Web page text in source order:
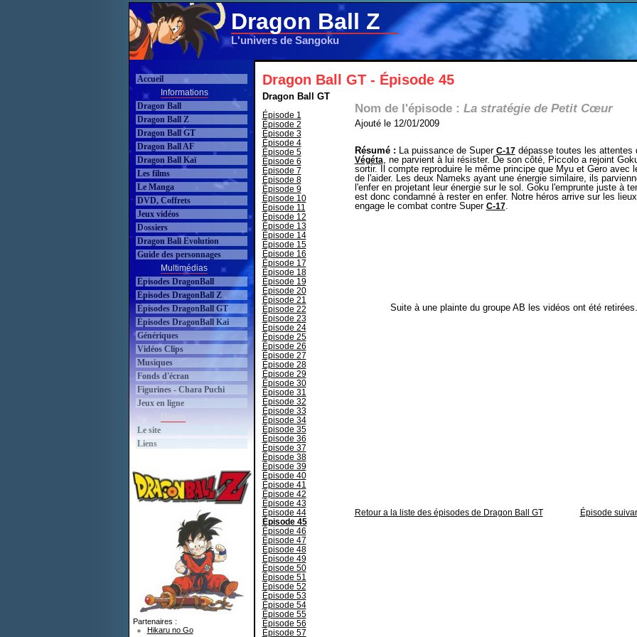
Dragon Ball Z
L'univers de Sangoku
Accueil
Informations
Dragon Ball
Dragon Ball Z
Dragon Ball GT
Dragon Ball AF
Dragon Ball Kaï
Les films
Le Manga
DVD, Coffrets
Jeux vidéos
Dossiers
Dragon Ball Evolution
Guide des personnages
Multimédias
Épisodes DragonBall
Épisodes DragonBall Z
Épisodes DragonBall GT
Épisodes DragonBall Kai
Génériques
Vidéos Clips
Musiques
Fonds d'écran
Figurines - Chara Puchi
Jeux en ligne
Le site
Liens
Partenaires :
Hikaru no Go
Dragon Ball GT - Épisode 45
Dragon Ball GT
Épisode 1
Épisode 2
Épisode 3
Épisode 4
Épisode 5
Épisode 6
Épisode 7
Épisode 8
Épisode 9
Épisode 10
Épisode 11
Épisode 12
Épisode 13
Épisode 14
Épisode 15
Épisode 16
Épisode 17
Épisode 18
Épisode 19
Épisode 20
Épisode 21
Épisode 22
Épisode 23
Épisode 24
Épisode 25
Épisode 26
Épisode 27
Épisode 28
Épisode 29
Épisode 30
Épisode 31
Épisode 32
Épisode 33
Épisode 34
Épisode 35
Épisode 36
Épisode 37
Épisode 38
Épisode 39
Épisode 40
Épisode 41
Épisode 42
Épisode 43
Épisode 44
Épisode 45
Épisode 46
Épisode 47
Épisode 48
Épisode 49
Épisode 50
Épisode 51
Épisode 52
Épisode 53
Épisode 54
Épisode 55
Épisode 56
Épisode 57
Nom de l'épisode : La stratégie de Petit Cœur
Ajouté le 12/01/2009
Résumé : La puissance de Super C-17dépasse toutes les attentes
Végéta, ne parvient à lui résister. De son côté, Piccolo a rejoint
sortir. Il compte reproduire le même principe que Myu et Gero avec
de l'aider. Les deux Nameks ayant une énergie similaire, ils
l'enfer en projetant leur énergie sur le sol. Goku l'emprunte juste à
est donc condamné à rester en enfer. Notre héros arrive sur les
engage le combat contre Super C-17.
Suite à une plainte du groupe AB les vidéos ont été retirées.
Retour a la liste des épisodes de Dragon Ball GT Épisode